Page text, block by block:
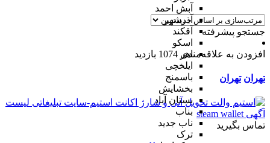
آبش احمد
آذرشهر
آقکند
اسکو
اهر
ایلخچی
باسمنج
بخشایش
بستان آباد
بناب
ناب جدید
ترک
جستجو پیشرفته
افزودن به علاقه‌مندی 1074 بازدید
تهران تهران
تماس بگیرید